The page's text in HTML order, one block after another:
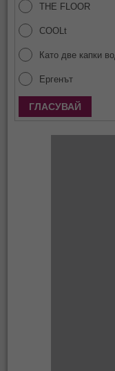
THE FLOOR
COOLt
Като две капки
Ергенът